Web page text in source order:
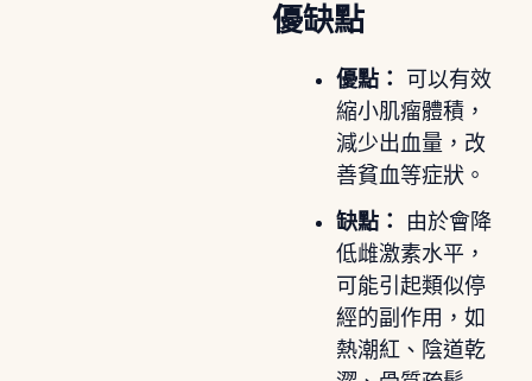
優缺點
優點：
可以有效
縮小肌瘤體積，
減少出血量，改
善貧血等症狀。
缺點：
由於會降
低雌激素水平，
可能引起類似停
經的副作用，如
熱潮紅、陰道乾